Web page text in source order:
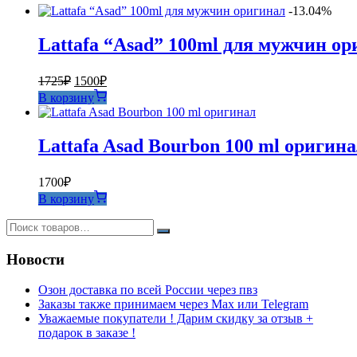
-13.04%
Lattafa “Asad” 100ml для мужчин
1725₽ Первоначальная
цена
составляла
1500₽Текущая
цена:
1500₽.
В корзину
Lattafa Asad Bourbon 100 ml
1700₽
В корзину
Новости
Озон доставка по всей России через пвз
Заказы также принимаем через Max или Telegram
Уважаемые покупатели ! Дарим скидку за отзыв +
подарок в заказе !